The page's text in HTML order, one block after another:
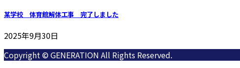
某学校 体育館解体工事 完了しました
2025年9月30日
Copyright © GENERATION All Rights Reserved.